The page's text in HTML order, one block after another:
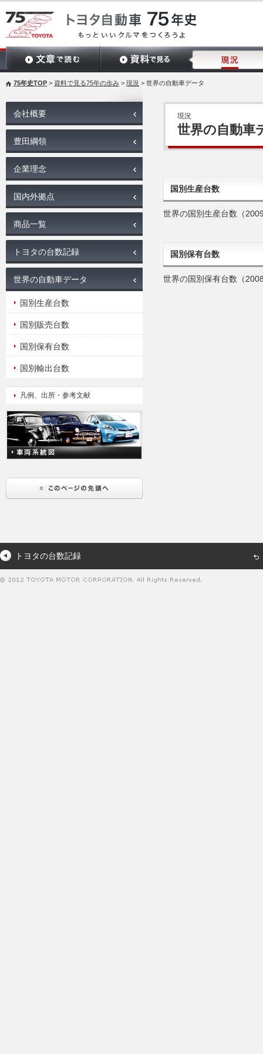
75年史TOP > 資料で見る75年の歩み > 現況 > 世界の自動車データ
現況
世界の自動車
国別生産台数
世界の国別生産台数（
国別保有台数
世界の国別保有台数（
会社概要
豊田綱領
企業理念
国内外拠点
商品一覧
トヨタの台数記録
世界の自動車データ
国別生産台数
国別販売台数
国別保有台数
国別輸出台数
凡例、出所・参考文献
トヨタの台数記録